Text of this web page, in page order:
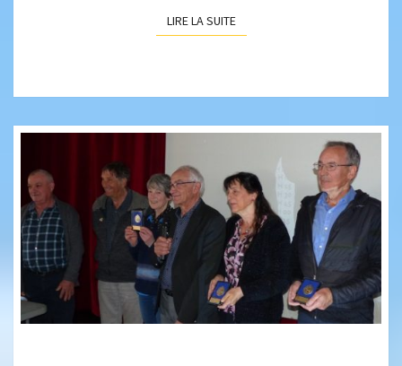
LIRE LA SUITELIRE LA SUITE